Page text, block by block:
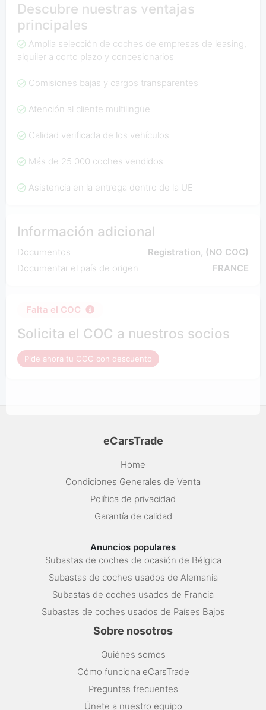
Descubre nuestras ventajas
principales
Amplia selección de coches de empresas de leasing,
alquiler a corto plazo y concesionarios
Comisiones bajas y cargos transparentes
Atención al cliente multilingüe
Calidad verificada de los vehículos
Más de 25 000 coches vendidos
Asistencia en la entrega dentro de la UE
Información adicional
Documentos
Registration, (NO COC)
Documentar el país de origen
FRANCE
Falta el COC
Solicita el COC a nuestros socios
Pide ahora tu COC con descuento
eCarsTrade
Home
Condiciones Generales de Venta
Política de privacidad
Garantía de calidad
Anuncios populares
Subastas de coches de ocasión de Bélgica
Subastas de coches usados de Alemania
Subastas de coches usados de Francia
Subastas de coches usados de Países Bajos
Sobre nosotros
Quiénes somos
Cómo funciona eCarsTrade
Preguntas frecuentes
Únete a nuestro equipo